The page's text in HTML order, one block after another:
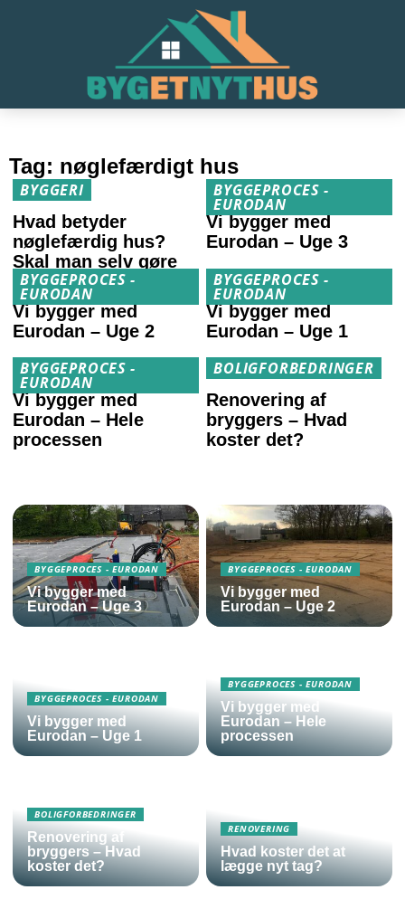
Tag: nøglefærdigt hus
BYGGERI
Hvad betyder
nøglefærdig hus?
Skal man selv gøre
noget?
BYGGEPROCES -
EURODAN
Vi bygger med
Eurodan – Uge 3
BYGGEPROCES -
EURODAN
Vi bygger med
Eurodan – Uge 2
BYGGEPROCES -
EURODAN
Vi bygger med
Eurodan – Uge 1
BYGGEPROCES -
EURODAN
Vi bygger med
Eurodan – Hele
processen
BOLIGFORBEDRINGER
Renovering af
bryggers – Hvad
koster det?
BYGGEPROCES - EURODAN
Vi bygger med
Eurodan – Uge 3
BYGGEPROCES - EURODAN
Vi bygger med
Eurodan – Uge 2
BYGGEPROCES - EURODAN
Vi bygger med
Eurodan – Uge 1
BYGGEPROCES - EURODAN
Vi bygger med
Eurodan – Hele
processen
BOLIGFORBEDRINGER
Renovering af
bryggers – Hvad
koster det?
RENOVERING
Hvad koster det at
lægge nyt tag?